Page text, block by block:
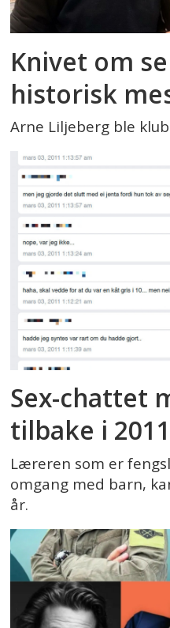
Knivet om
historisk
Arne Liljeberg ble
Sex-chattet
tilbake i 2011
Læreren som er
omgang med barn,
år.